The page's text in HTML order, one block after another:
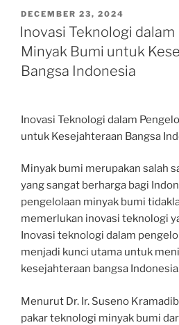
POSTED
ON
DECEMBER 23, 2024
Inovasi Teknologi
Minyak Bumi untuk
Bangsa Indonesia
Inovasi Teknologi dalam
untuk Kesejahteraan Bangsa
Minyak bumi merupakan salah
yang sangat berharga bagi
pengelolaan minyak bumi
memerlukan inovasi teknologi
Inovasi teknologi dalam
menjadi kunci utama untuk
kesejahteraan bangsa
Menurut Dr. Ir. Suseno
pakar teknologi minyak bumi